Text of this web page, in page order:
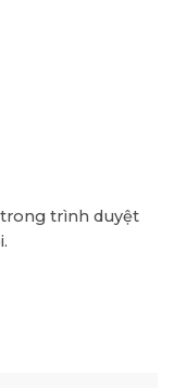
trong trình duyệt